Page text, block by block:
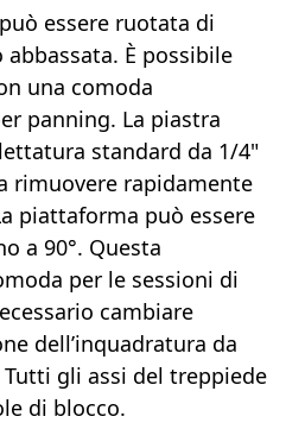
essere ruotata di
abbassata. È possibile
una comoda
panning. La piastra
standard da 1/4"
rimuovere rapidamente
piattaforma può essere
a 90°. Questa
per le sessioni di
cambiare
dell’inquadratura da
gli assi del treppiede
di blocco.